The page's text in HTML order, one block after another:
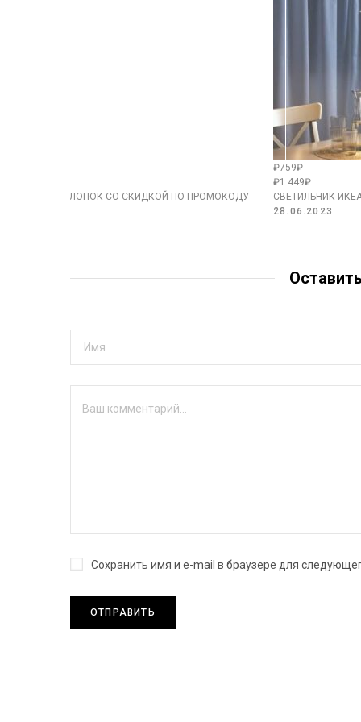
ЕВРО, 100 % ХЛОПОК СО СКИДКОЙ ПО ПРОМОКОДУ
₽759₽
₽1 449₽
СВЕТИЛЬНИК
28.06.2023
Сохранить имя и e-mail в браузере для